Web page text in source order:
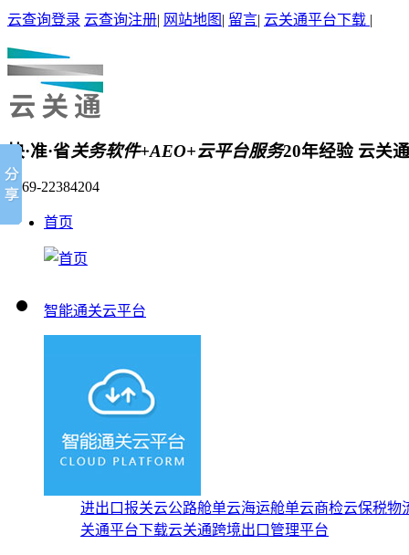
云查询登录 云查询注册| 网站地图 | 留言| 云关通平台下载 |
快·准·省关务软件+AEO+云平台服务20年经验 云关
0769-22384204
首页
智能通关云平台
进出口报关云公路舱单云海运舱单云商检云保税物
关通平台下载云关通跨境出口管理平台